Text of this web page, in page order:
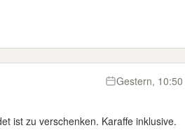
Gestern, 10:50
ist zu verschenken. Karaffe inklusive.